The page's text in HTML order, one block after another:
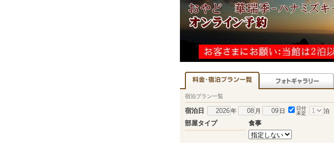
宿泊プラン一覧
宿泊日 年 月 日
日付
未定
泊
部屋タイプ 食事